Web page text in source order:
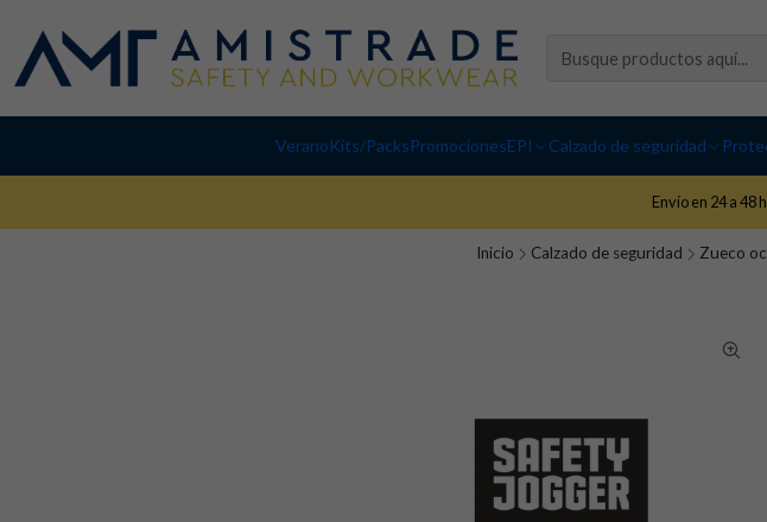
VeranoKits/PacksPromocionesEPI Calzado de seguridad
Envío en 24 a 48
Inicio Calzado de seguridad Zueco